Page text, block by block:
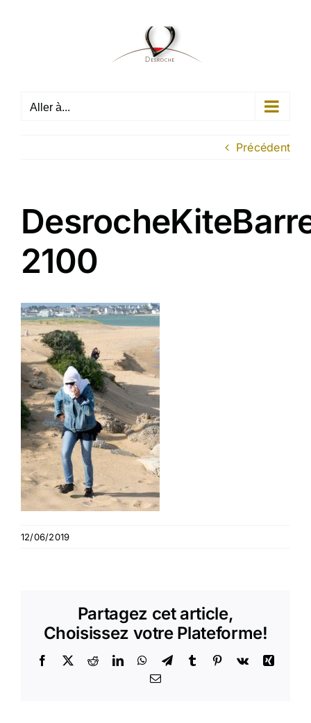
Aller à...
Précédent
2100
12/06/2019
Partagez cet article,
Choisissez votre Plateforme!
Facebook
X RedditLinkedInWhatsApp
TelegramTumblr Pinterest
Vk
Xing
Email